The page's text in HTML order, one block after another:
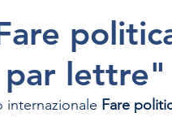
lettre"
internazionale Fare